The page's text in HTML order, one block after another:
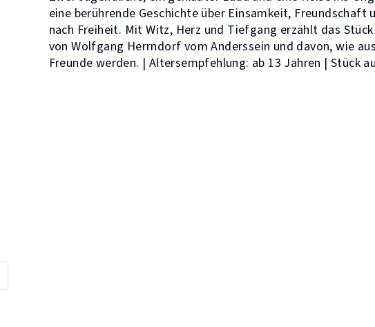
eine berührende Geschichte über Einsamkeit, Freundschaft
nach Freiheit. Mit Witz, Herz und Tiefgang erzählt das
von Wolfgang Herrndorf vom Anderssein und davon, wie
Freunde werden. | Altersempfehlung: ab 13 Jahren | Stück